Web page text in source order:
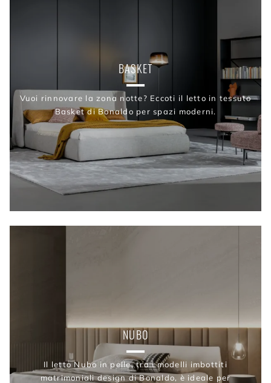
BASKET
Vuoi rinnovare la zona notte? Eccoti il letto in tessuto
Basket di Bonaldo per spazi moderni.
NUBO
Il letto Nubo in pelle, tra i modelli imbottiti
matrimoniali design di Bonaldo, è ideale per